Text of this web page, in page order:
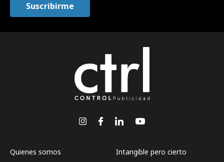
Quienes somos
Intangible pero cierto